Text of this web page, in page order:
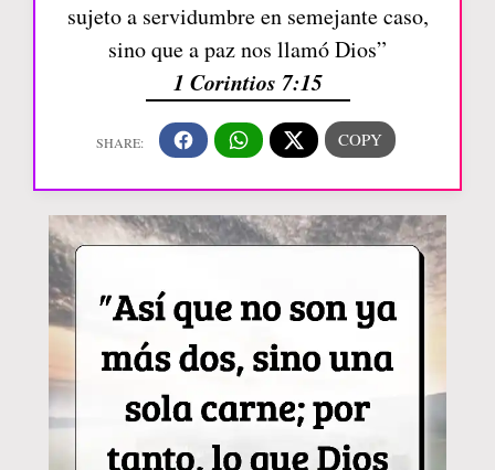
sujeto a servidumbre en semejante caso,
sino que a paz nos llamó Dios”
1 Corintios 7:15